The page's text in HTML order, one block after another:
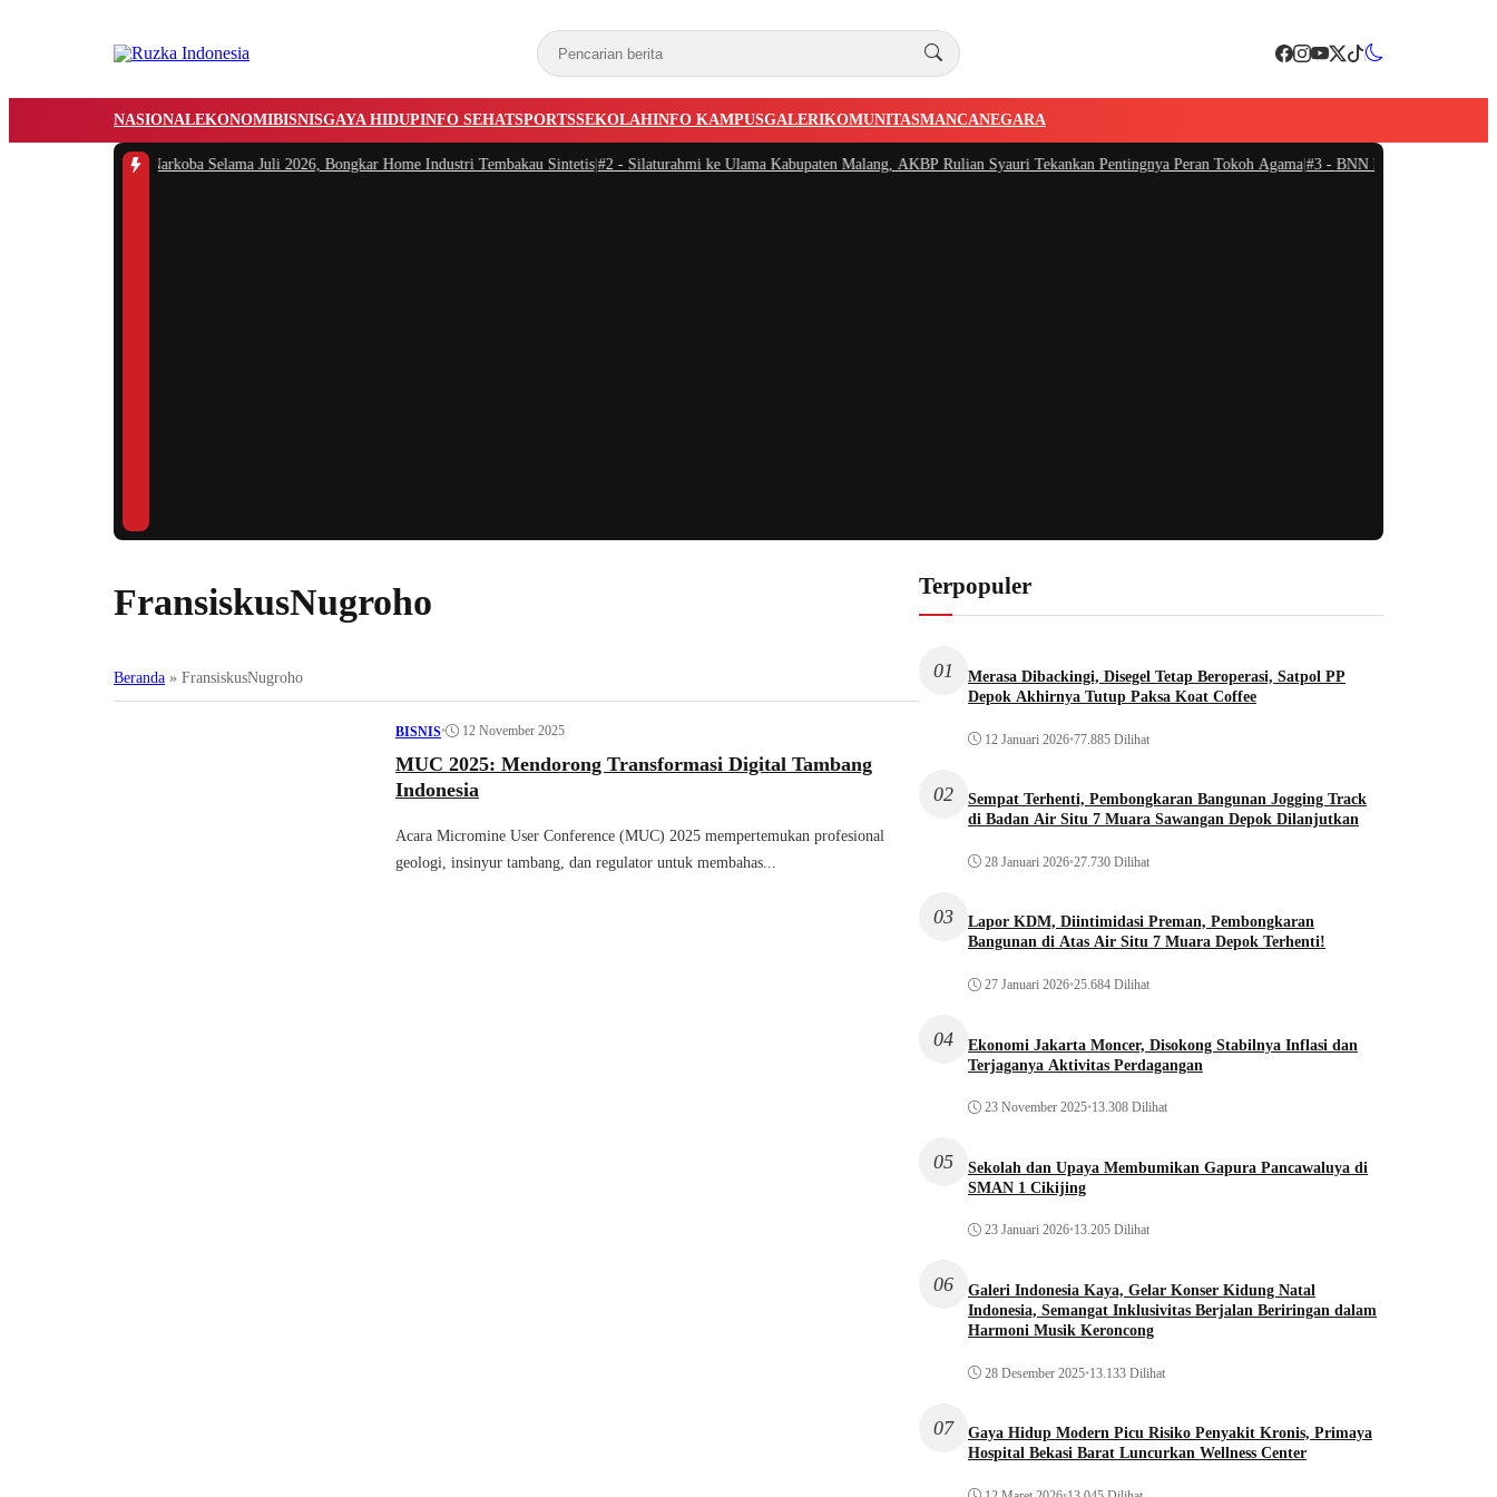
NASIONALEKONOMIBISNISGAYA HIDUPINFO SEHATSPORTSSEKOLAHINFO KAMPUSGALERIKOMUNITASMANCANEGARA
16 Kasus Narkoba Selama Juli 2026, Bongkar Home Industri Tembakau Sintetis|#2 -Silaturahmi ke Ulama Kabupaten Malang, AKBP Rulian Syauri Tekankan Pentingnya Peran Tokoh Agama|#3 -BNN Bersama Kemenko
FransiskusNugroho
Beranda » FransiskusNugroho
BISNIS• 12 November 2025
MUC 2025: Mendorong Transformasi Digital Tambang
Indonesia
Acara Micromine User Conference (MUC) 2025 mempertemukan profesional
geologi, insinyur tambang, dan regulator untuk membahas...
Terpopuler
01
Merasa Dibackingi, Disegel Tetap Beroperasi, Satpol PP
Depok Akhirnya Tutup Paksa Koat Coffee
12 Januari 2026•77.885 Dilihat
02
Sempat Terhenti, Pembongkaran Bangunan Jogging Track
di Badan Air Situ 7 Muara Sawangan Depok Dilanjutkan
28 Januari 2026•27.730 Dilihat
03
Lapor KDM, Diintimidasi Preman, Pembongkaran
Bangunan di Atas Air Situ 7 Muara Depok Terhenti!
27 Januari 2026•25.684 Dilihat
04
Ekonomi Jakarta Moncer, Disokong Stabilnya Inflasi dan
Terjaganya Aktivitas Perdagangan
23 November 2025•13.308 Dilihat
05
Sekolah dan Upaya Membumikan Gapura Pancawaluya di
SMAN 1 Cikijing
23 Januari 2026•13.205 Dilihat
06
Galeri Indonesia Kaya, Gelar Konser Kidung Natal
Indonesia, Semangat Inklusivitas Berjalan Beriringan dalam
Harmoni Musik Keroncong
28 Desember 2025•13.133 Dilihat
07
Gaya Hidup Modern Picu Risiko Penyakit Kronis, Primaya
Hospital Bekasi Barat Luncurkan Wellness Center